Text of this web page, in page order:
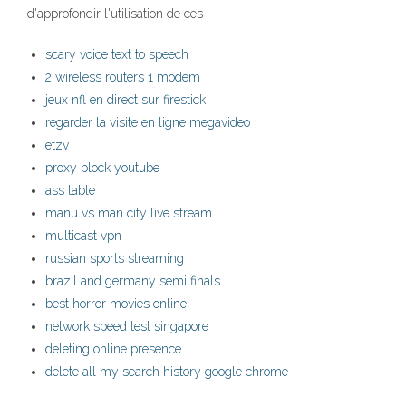
d'approfondir l'utilisation de ces
scary voice text to speech
2 wireless routers 1 modem
jeux nfl en direct sur firestick
regarder la visite en ligne megavideo
etzv
proxy block youtube
ass table
manu vs man city live stream
multicast vpn
russian sports streaming
brazil and germany semi finals
best horror movies online
network speed test singapore
deleting online presence
delete all my search history google chrome